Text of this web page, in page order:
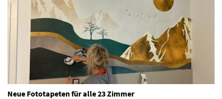
Neue Fototapeten für alle 23 Zimmer